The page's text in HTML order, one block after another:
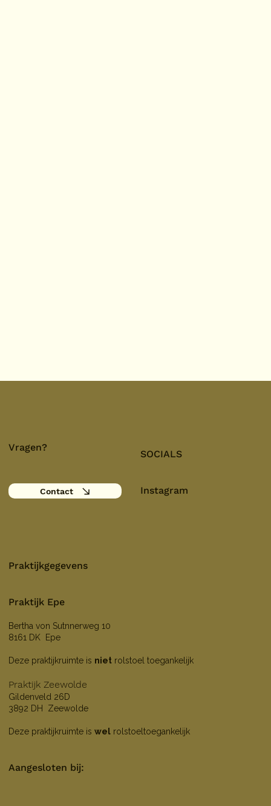
SOCIALS
Instagram
Aangesloten bij:
Vragen?
Contact
Praktijkgegevens
Praktijk Epe
Bertha von Sutnnerweg 10
8161 DK Epe
Deze praktijkruimte is nietrolstoel toegankelijk
Praktijk Zeewolde
Gildenveld 26D
3892 DH Zeewolde
Deze praktijkruimte is welrolstoeltoegankelijk